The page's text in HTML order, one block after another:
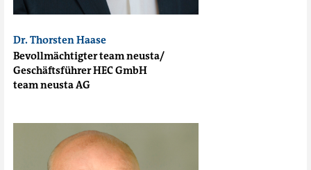
Dr. Thorsten Haase
Bevollmächtigter team neusta/
Geschäftsführer HEC GmbH
team neusta AG